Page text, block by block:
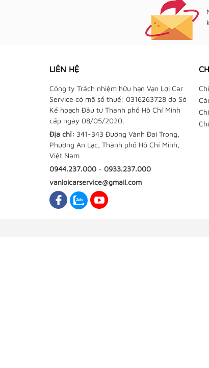
LIÊN HỆ
Công ty Trách nhiệm hữu hạn Vạn Lợi Car
Service có mã số thuế: 0316263728 do Sở
Kế hoạch Đầu tư Thành phố Hồ Chí Minh
cấp ngày 08/05/2020.
Địa chỉ: 341-343 Đường Vành Đai Trong,
Phường An Lạc, Thành phố Hồ Chí Minh,
Việt Nam
0944.237.000 - 0933.237.000
vanloicarservice@gmail.com